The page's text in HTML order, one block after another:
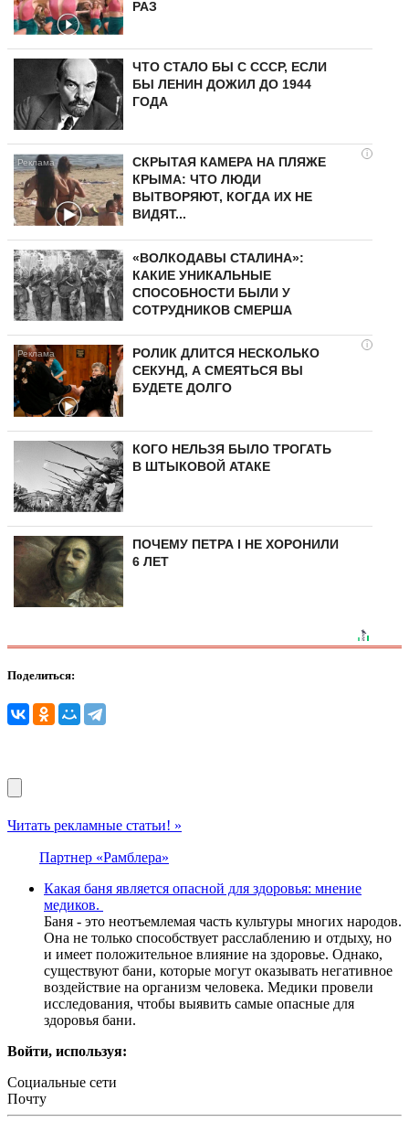
РАЗ
ЧТО СТАЛО БЫ С СССР, ЕСЛИ
БЫ ЛЕНИН ДОЖИЛ ДО 1944
ГОДА
i
СКРЫТАЯ КАМЕРА НА ПЛЯЖЕ
КРЫМА: ЧТО ЛЮДИ
ВЫТВОРЯЮТ, КОГДА ИХ НЕ
ВИДЯТ...
«ВОЛКОДАВЫ СТАЛИНА»:
КАКИЕ УНИКАЛЬНЫЕ
СПОСОБНОСТИ БЫЛИ У
СОТРУДНИКОВ СМЕРША
i
РОЛИК ДЛИТСЯ НЕСКОЛЬКО
СЕКУНД, А СМЕЯТЬСЯ ВЫ
БУДЕТЕ ДОЛГО
КОГО НЕЛЬЗЯ БЫЛО ТРОГАТЬ
В ШТЫКОВОЙ АТАКЕ
ПОЧЕМУ ПЕТРА I НЕ ХОРОНИЛИ
6 ЛЕТ
Поделиться:
Читать рекламные статьи! »
Партнер «Рамблера»
Какая баня является опасной для здоровья: мнение
медиков.
Баня - это неотъемлемая часть культуры многих народов.
Она не только способствует расслаблению и отдыху, но
и имеет положительное влияние на здоровье. Однако,
существуют бани, которые могут оказывать негативное
воздействие на организм человека. Медики провели
исследования, чтобы выявить самые опасные для
здоровья бани.
Войти, используя:
Социальные сети
Почту